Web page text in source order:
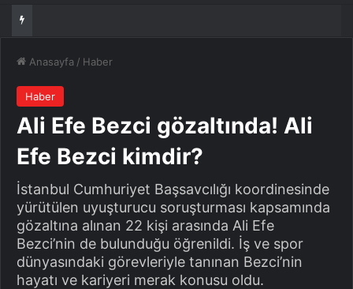
Anasayfa / Haber
Haber
Ali Efe Bezci gözaltında! Ali
Efe Bezci kimdir?
İstanbul Cumhuriyet Başsavcılığı koordinesinde
yürütülen uyuşturucu soruşturması kapsamında
gözaltına alınan 22 kişi arasında Ali Efe
Bezci’nin de bulunduğu öğrenildi. İş ve spor
dünyasındaki görevleriyle tanınan Bezci’nin
hayatı ve kariyeri merak konusu oldu.